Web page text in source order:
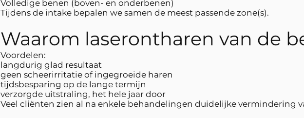
Volledige benen (boven- en onderbenen)
Tijdens de intake bepalen we samen de meest passende zone(s).
Waarom laserontharen van de
Voordelen:
langdurig glad resultaat
geen scheerirritatie of ingegroeide haren
tijdsbesparing op de lange termijn
verzorgde uitstraling, het hele jaar door
Veel cliënten zien al na enkele behandelingen duidelijke vermindering